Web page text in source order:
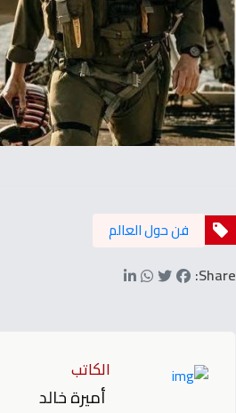
فن حول العالم
Share:
الكاتب
أميرة خالد